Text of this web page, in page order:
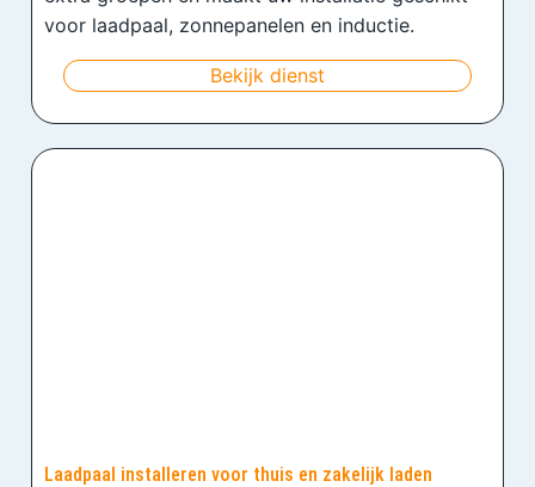
voor laadpaal, zonnepanelen en inductie.
Bekijk dienst
Laadpaal installeren voor thuis en zakelijk laden